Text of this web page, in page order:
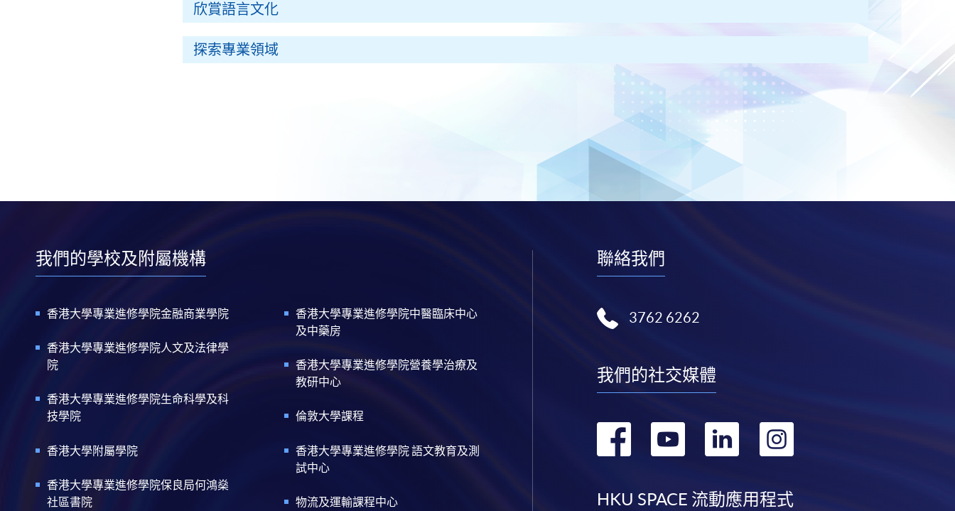
欣賞語言文化
探索專業領域
我們的學校及附屬機構
香港大學專業進修學院金融商業學院
香港大學專業進修學院人文及法律學
院
香港大學專業進修學院生命科學及科
技學院
香港大學附屬學院
香港大學專業進修學院保良局何鴻燊
社區書院
香港大學專業進修學院中醫臨床中心
及中藥房
香港大學專業進修學院營養學治療及
教研中心
倫敦大學課程
香港大學專業進修學院 語文教育及測
試中心
物流及運輸課程中心
聯絡我們
3762 6262
我們的社交媒體
轉 轉 轉 轉
HKU SPACE 流動應用程式